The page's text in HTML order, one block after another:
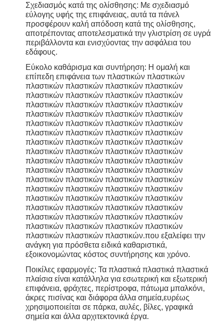
Σχεδιασμός κατά της ολίσθησης: Με σχεδιασμό
εύλογης υφής της επιφάνειας, αυτά τα πάνελ
προσφέρουν καλή απόδοση κατά της ολίσθησης,
αποτρέποντας αποτελεσματικά την γλιστρίση σε υγρά
περιβάλλοντα και ενισχύοντας την ασφάλεια του
εδάφους.
Εύκολο καθάρισμα και συντήρηση: Η ομαλή και
επίπεδη επιφάνεια των πλαστικών πλαστικών
πλαστικών πλαστικών πλαστικών πλαστικών
πλαστικών πλαστικών πλαστικών πλαστικών
πλαστικών πλαστικών πλαστικών πλαστικών
πλαστικών πλαστικών πλαστικών πλαστικών
πλαστικών πλαστικών πλαστικών πλαστικών
πλαστικών πλαστικών πλαστικών πλαστικών
πλαστικών πλαστικών πλαστικών πλαστικών
πλαστικών πλαστικών πλαστικών πλαστικών
πλαστικών πλαστικών πλαστικών πλαστικών
πλαστικών πλαστικών πλαστικών πλαστικών
πλαστικών πλαστικών πλαστικών πλαστικών
πλαστικών πλαστικών πλαστικών πλαστικών
πλαστικών πλαστικών πλαστικών πλαστικών
πλαστικών πλαστικών πλαστικών πλαστικών
πλαστικών πλαστικών πλαστικών πλαστικών
πλαστικών πλαστικών πλαστικών πλαστικών
πλαστικών πλαστικών πλαστικών.που εξαλείφει την
ανάγκη για πρόσθετα ειδικά καθαριστικά,
εξοικονομώντας κόστος συντήρησης και χρόνο.
Ποικίλες εφαρμογές: Τα πλαστικά πλαστικά πλαστικά
πλαίσια είναι κατάλληλα για εσωτερική και εξωτερική
επιφάνεια, φράχτες, περίστροφα, πάτωμα μπαλκόνι,
άκρες πισίνας και διάφορα άλλα σημεία,ευρέως
χρησιμοποιείται σε πάρκα, αυλές, βίλες, γραφικά
σημεία και άλλα αρχιτεκτονικά έργα.